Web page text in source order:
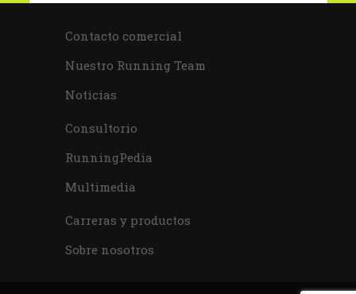
Contacto comercial
Nuestro Running Team
Noticias
Consultorio
RunningPedia
Multimedia
Carreras y productos
Sobre nosotros